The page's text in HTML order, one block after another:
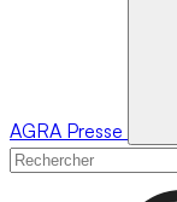
AGRA Presse